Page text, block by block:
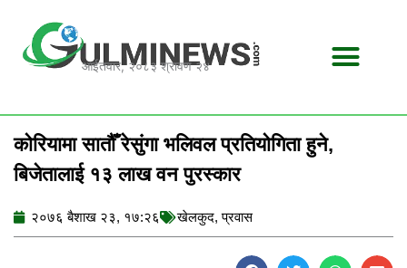
content
आईतवार, २०८३ श्रावण २४
कोरियामा सातौँ रेसुंगा भलिवल प्रतियोगिता हुने,
बिजेतालाई १३ लाख वन पुरस्कार
२०७६ बैशाख २३, १७:२६ खेलकुद,प्रवास